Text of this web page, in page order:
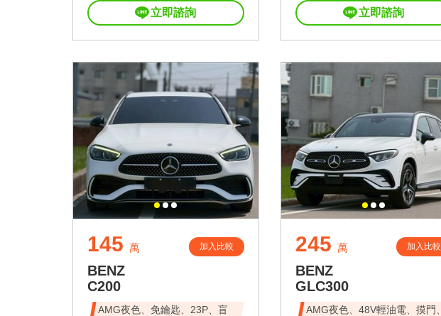
立即諮詢 立即諮詢
145 萬 加入比較
BENZ
C200
AMG夜色、免鑰匙、23P、盲
245 萬 加入比較
BENZ
GLC300
AMG夜色、48V輕油電、摸門、